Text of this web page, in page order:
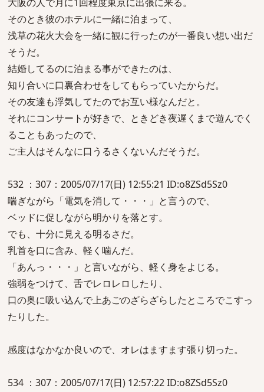
そのとき彼のホテルに一緒に泊まって、
浅草の花火大会を一緒に観に行ったのが一番良い想い出だ
そうだ。
結婚してるのに泊まる事ができたのは、
知り合いに口裏合わせをしてもらっていたからだ。
その友達も浮気してたのでお互い様なんだと。
それにコンサートが好きで、ときどき夜遅くまで遊んでく
ることもあったので、
ご主人はそんなに口うるさくないんだそうだ。
532 ：307：2005/07/17(日) 12:55:21 ID:o8ZSd5Sz0
喘ぎながら「電気を消して・・・」と言うので、
ベッドに促しながら明かりを落とす。
でも、十分に見える明るさだ。
乳首を口に含み、軽く噛んだ。
「あんっ・・・」と言いながら、軽く身をよじる。
強弱をつけて、舌でレロレロしたり、
口の奥に吸い込んで上あごのざらざらしたところでこすっ
たりした。
感度はなかなか良いので、オレはますます張り切った。
534 ：307：2005/07/17(日) 12:57:22 ID:o8ZSd5Sz0